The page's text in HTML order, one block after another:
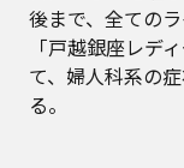
後まで、全ての
「戸越銀座レデ
て、婦人科系の
る。